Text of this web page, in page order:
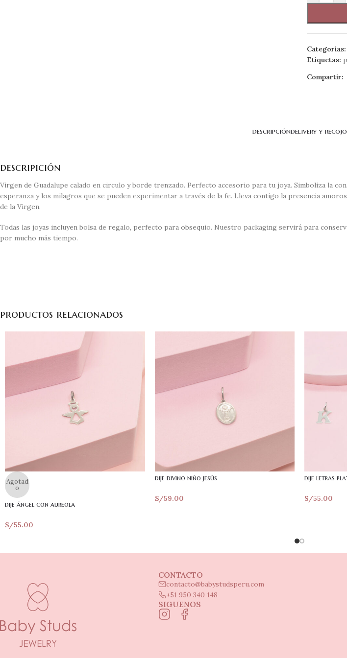
Categorías:
Etiquetas:
Compartir:
descripcióndelivery y recojo
descripición
Virgen de Guadalupe calado en circulo y borde trenzado. Perfecto accesorio para tu joya. Simboliza la
esperanza y los milagros que se pueden experimentar a través de la fe. Lleva contigo la presencia
de la Virgen.
Todas las joyas incluyen bolsa de regalo, perfecto para obsequio. Nuestro packaging servirá para
por mucho más tiempo.
productos relacionados
Agotad
o
dije ángel con aureola
S/55.00
dije divino niño jesús
S/59.00
dije letras
S/55.00
CONTACTO
contacto@babystudsperu.com
+51 950 340 148
SIGUENOS